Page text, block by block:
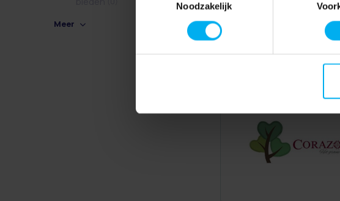
Noodzakelijk
Meer